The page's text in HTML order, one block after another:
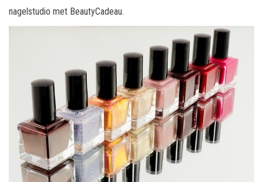
nagelstudio met BeautyCadeau.